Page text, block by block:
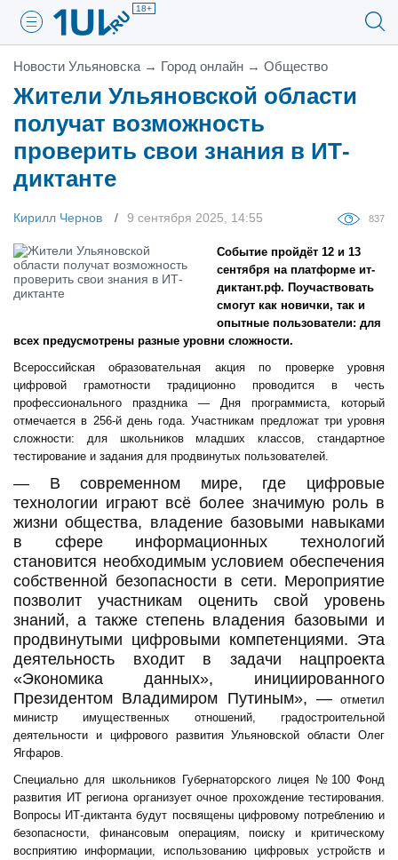
18+
Новости Ульяновска → Город онлайн → Общество
Жители Ульяновской области
получат возможность
проверить свои знания в ИТ-
диктанте
Кирилл Чернов 9 сентября 2025, 14:55 837
Событие пройдёт 12 и 13
сентября на платформе ит-
диктант.рф. Поучаствовать
смогут как новички, так и
опытные пользователи: для
всех предусмотрены разные уровни сложности.
Всероссийская образовательная акция по проверке уровня
цифровой грамотности традиционно проводится в честь
профессионального праздника — Дня программиста, который
отмечается в 256-й день года. Участникам предложат три уровня
сложности: для школьников младших классов, стандартное
тестирование и задания для продвинутых пользователей.
— В современном мире, где цифровые
технологии играют всё более значимую роль в
жизни общества, владение базовыми навыками
в сфере информационных технологий
становится необходимым условием обеспечения
собственной безопасности в сети. Мероприятие
позволит участникам оценить свой уровень
знаний, а также степень владения базовыми и
продвинутыми цифровыми компетенциями. Эта
деятельность входит в задачи нацпроекта
«Экономика данных», инициированного
Президентом Владимиром Путиным», —отметил
министр имущественных отношений, градостроительной
деятельности и цифрового развития Ульяновской области Олег
Ягфаров.
Специально для школьников Губернаторского лицея №100 Фонд
развития ИТ региона организует очное прохождение тестирования.
Вопросы ИТ-диктанта будут посвящены цифровому потреблению и
безопасности, финансовым операциям, поиску и критическому
восприятию информации, использованию цифровых устройств и